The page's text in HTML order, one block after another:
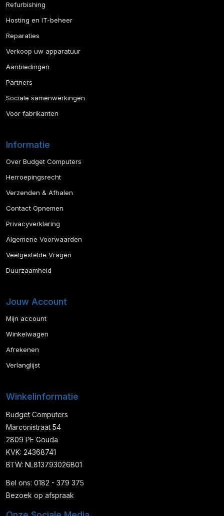
Refurbishing
Hosting en IT-beheer
Reparaties
Verkoop uw apparatuur
Aanbiedingen
Partners
Sociale samenwerkingen
Voor fabrikanten
Informatie
Over Budget Computers
Herroepingsrecht
Verzenden & Afhalen
Contact Opnemen
Privacyverklaring
Algemene Voorwaarden
Veelgestelde Vragen
Duurzaamheid
Jouw Account
Mijn account
Winkelwagen
Afrekenen
Verlanglijst
Winkelinformatie
Budget Computers
Marconistraat 54
2809 PE Gouda
KVK: 24368741
BTW: NL813793026B01
Bel ons: 0182 - 379 375
Bezoek op afspraak